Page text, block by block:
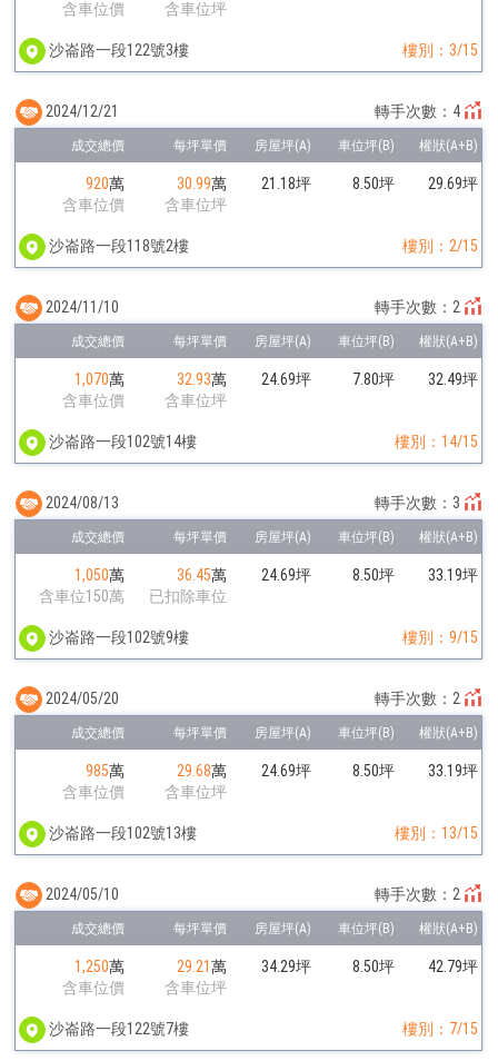
含車位價 含車位坪
沙崙路一段122號3樓 樓別：3/15
920萬
含車位價
30.99萬
含車位坪
21.18坪 8.50坪 29.69坪
沙崙路一段118號2樓 樓別：2/15
2024/12/21 轉手次數：4
1,070萬
含車位價
32.93萬
含車位坪
24.69坪 7.80坪 32.49坪
沙崙路一段102號14樓 樓別：14/15
2024/11/10 轉手次數：2
1,050萬
含車位150萬
36.45萬
已扣除車位
24.69坪 8.50坪 33.19坪
沙崙路一段102號9樓 樓別：9/15
2024/08/13 轉手次數：3
985萬
含車位價
29.68萬
含車位坪
24.69坪 8.50坪 33.19坪
沙崙路一段102號13樓 樓別：13/15
2024/05/20 轉手次數：2
1,250萬
含車位價
29.21萬
含車位坪
34.29坪 8.50坪 42.79坪
沙崙路一段122號7樓 樓別：7/15
2024/05/10 轉手次數：2